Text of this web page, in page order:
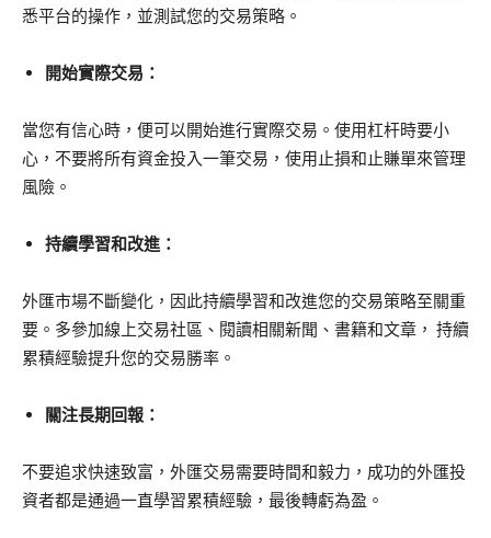
悉平台的操作，並測試您的交易策略。
開始實際交易：
當您有信心時，便可以開始進行實際交易。使用杠杆時要小
心，不要將所有資金投入一筆交易，使用止損和止賺單來管理
風險。
持續學習和改進：
外匯市場不斷變化，因此持續學習和改進您的交易策略至關重
要。多參加線上交易社區、閱讀相關新聞、書籍和文章， 持續
累積經驗提升您的交易勝率。
關注長期回報：
不要追求快速致富，外匯交易需要時間和毅力，成功的外匯投
資者都是通過一直學習累積經驗，最後轉虧為盈。